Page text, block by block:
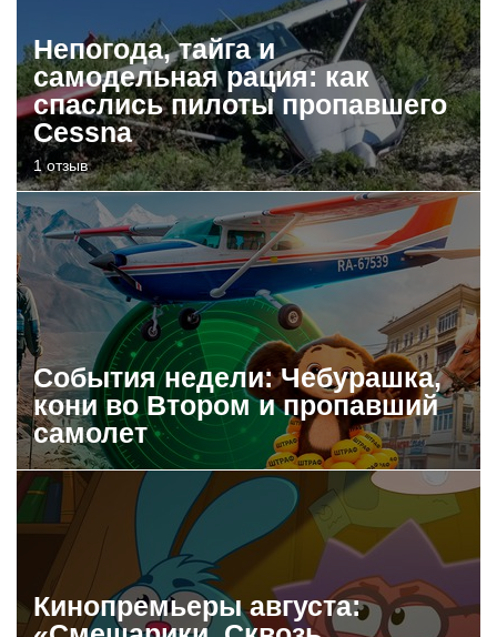
Непогода, тайга и
самодельная рация: как
спаслись пилоты пропавшего
Cessna
1 отзыв
События недели: Чебурашка,
кони во Втором и пропавший
самолет
Кинопремьеры августа: